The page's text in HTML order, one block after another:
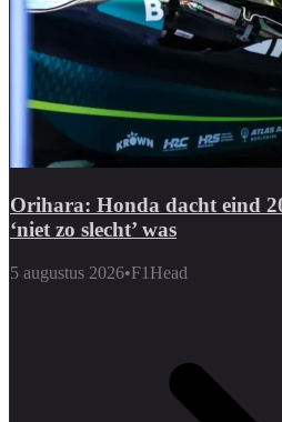
Orihara: Honda dacht eind
‘niet zo slecht’ was
5 augustus 2026•F1Head